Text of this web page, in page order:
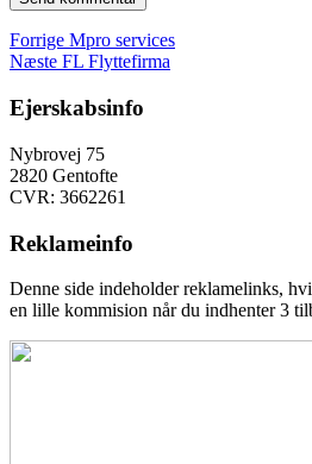
Indlægsnavigation
Forrige Forrige
indlæg:
Mpro services
Næste Næste
FL Flyttefirma
Ejerskabsinfo
Nybrovej 75
2820 Gentofte
CVR: 3662261
Reklameinfo
Denne side indeholder reklamelinks,
en lille kommision når du indhenter 3